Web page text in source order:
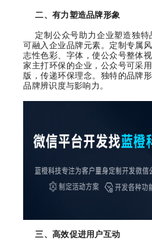
二、有力塑造品牌形象
定制公众号助力企业塑造独
可融入企业品牌元素。定制专属
志性色彩、字体，使公众号整体
家主打环保的企业，公众号可采
版，传递环保理念。独特的品牌
品牌辨识度与影响力。
三、高效促进用户互动